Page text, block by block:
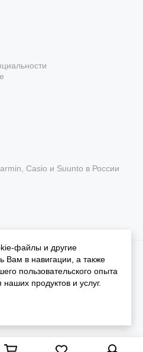
Casio и Suunto в России
Карта сайта
файлы и другие
Вам в навигации, а также
пользовательского опыта
продуктов и услуг.